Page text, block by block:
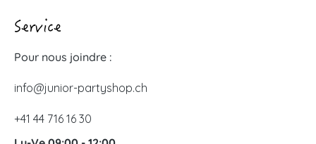
Service
Pour nous joindre :
info@junior-partyshop.ch
+41 44 716 16 30